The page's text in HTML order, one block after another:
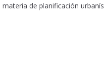
de planificación